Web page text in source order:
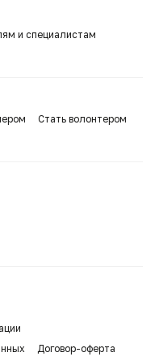
и специалистам
Стать волонтером
Договор-оферта